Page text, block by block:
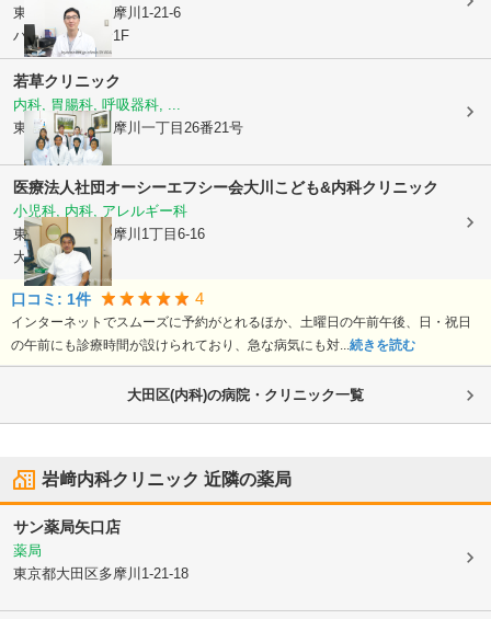
東京都大田区
多摩川1-21-6
ハイライズ新倉1F
若草クリニック
内科, 胃腸科, 呼吸器科, ...
東京都大田区多摩川一丁目26番21号
医療法人社団オーシーエフシー会大川こども&内科クリニック
小児科, 内科, アレルギー科
東京都大田区
多摩川1丁目6-16
大川ビル1F
口コミ: 1件 4
インターネットでスムーズに予約がとれるほか、土曜日の午前午後、日・祝日
の午前にも診療時間が設けられており、急な病気にも対...続きを読む
大田区(内科)の病院・クリニック一覧
岩﨑内科クリニック 近隣の薬局
サン薬局矢口店
薬局
東京都大田区多摩川1-21-18